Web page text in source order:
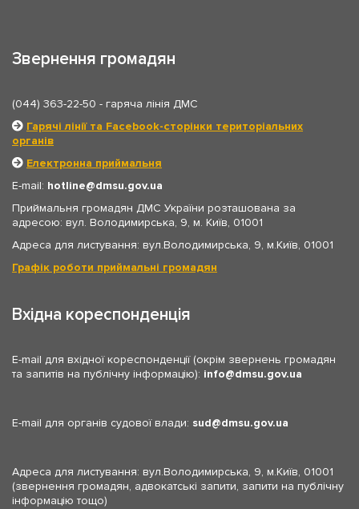
Звернення громадян
(044) 363-22-50 - гаряча лінія ДМС
Гарячі лінії та Facebook-сторінки територіальних
органів
Електронна приймальня
E-mail: hotline
dmsu.gov.ua
Приймальня громадян ДМС України розташована за
адресою: вул. Володимирська, 9, м. Київ, 01001
Адреса для листування: вул.Володимирська, 9, м.Київ, 01001
Графік роботи приймальні громадян
Вхідна кореспонденція
E-mail для вхідної кореспонденції (окрім звернень громадян
та запитів на публічну інформацію): info dmsu.gov.ua
E-mail для органів судової влади: sud dmsu.gov.ua
Адреса для листування: вул.Володимирська, 9, м.Київ, 01001
(звернення громадян, адвокатські запити, запити на публічну
інформацію тощо)